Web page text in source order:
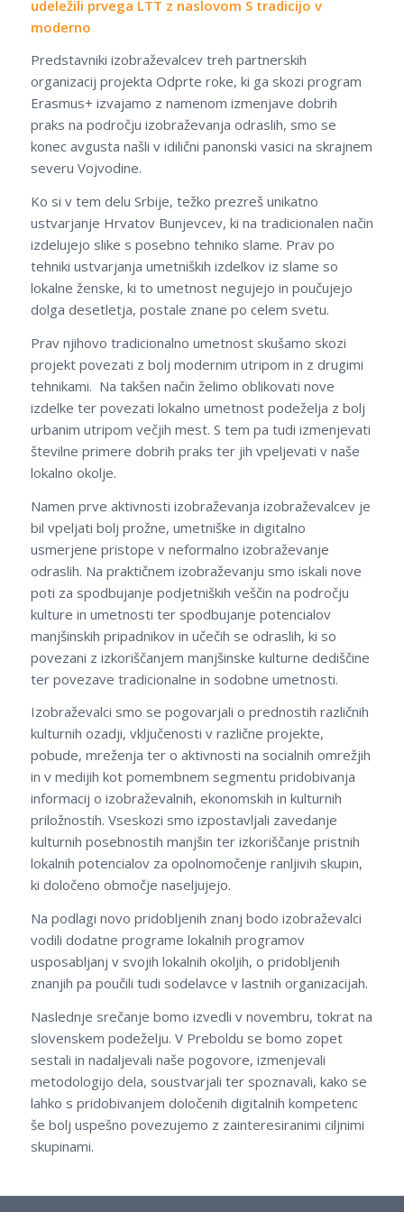
udeležili prvega LTT z naslovom S tradicijo v
moderno
Predstavniki izobraževalcev treh partnerskih
organizacij projekta Odprte roke, ki ga skozi program
Erasmus+ izvajamo z namenom izmenjave dobrih
praks na področju izobraževanja odraslih, smo se
konec avgusta našli v idilični panonski vasici na skrajnem
severu Vojvodine.
Ko si v tem delu Srbije, težko prezreš unikatno
ustvarjanje Hrvatov Bunjevcev, ki na tradicionalen način
izdelujejo slike s posebno tehniko slame. Prav po
tehniki ustvarjanja umetniških izdelkov iz slame so
lokalne ženske, ki to umetnost negujejo in poučujejo
dolga desetletja, postale znane po celem svetu.
Prav njihovo tradicionalno umetnost skušamo skozi
projekt povezati z bolj modernim utripom in z drugimi
tehnikami. Na takšen način želimo oblikovati nove
izdelke ter povezati lokalno umetnost podeželja z bolj
urbanim utripom večjih mest. S tem pa tudi izmenjevati
številne primere dobrih praks ter jih vpeljevati v naše
lokalno okolje.
Namen prve aktivnosti izobraževanja izobraževalcev je
bil vpeljati bolj prožne, umetniške in digitalno
usmerjene pristope v neformalno izobraževanje
odraslih. Na praktičnem izobraževanju smo iskali nove
poti za spodbujanje podjetniških veščin na področju
kulture in umetnosti ter spodbujanje potencialov
manjšinskih pripadnikov in učečih se odraslih, ki so
povezani z izkoriščanjem manjšinske kulturne dediščine
ter povezave tradicionalne in sodobne umetnosti.
Izobraževalci smo se pogovarjali o prednostih različnih
kulturnih ozadji, vključenosti v različne projekte,
pobude, mreženja ter o aktivnosti na socialnih omrežjih
in v medijih kot pomembnem segmentu pridobivanja
informacij o izobraževalnih, ekonomskih in kulturnih
priložnostih. Vseskozi smo izpostavljali zavedanje
kulturnih posebnostih manjšin ter izkoriščanje pristnih
lokalnih potencialov za opolnomočenje ranljivih skupin,
ki določeno območje naseljujejo.
Na podlagi novo pridobljenih znanj bodo izobraževalci
vodili dodatne programe lokalnih programov
usposabljanj v svojih lokalnih okoljih, o pridobljenih
znanjih pa poučili tudi sodelavce v lastnih organizacijah.
Naslednje srečanje bomo izvedli v novembru, tokrat na
slovenskem podeželju. V Preboldu se bomo zopet
sestali in nadaljevali naše pogovore, izmenjevali
metodologijo dela, soustvarjali ter spoznavali, kako se
lahko s pridobivanjem določenih digitalnih kompetenc
še bolj uspešno povezujemo z zainteresiranimi ciljnimi
skupinami.